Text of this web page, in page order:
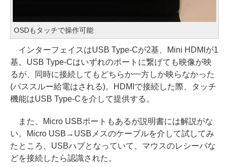
OSDもタッチで操作可能
インターフェイスはUSB Type-Cが2基、Mini HDMIが1
基。USB Type-Cはいずれのポートに繋げても映像が映
るが、同時に接続してもどちらか一方しか映らなかった
(パススルー給電はされる)。HDMIで接続した際、タッチ
機能はUSB Type-Cを介して提供する。
また、Micro USBポートもあるが説明書には解説がな
い。Micro USB→USBメスのケーブルを介して試してみ
たところ、USBハブとなっていて、マウスのレシーバな
どを接続したら認識された。